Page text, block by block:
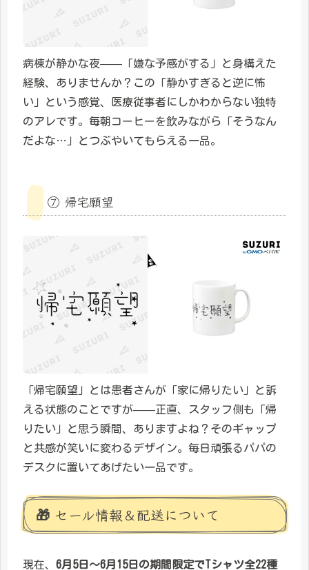
病棟が静かな夜——「嫌な予感がする」と身構えた
経験、ありませんか？この「静かすぎると逆に怖
い」という感覚、医療従事者にしかわからない独特
のアレです。毎朝コーヒーを飲みながら「そうなん
だよな…」とつぶやいてもらえる一品。
⑦ 帰宅願望
「帰宅願望」とは患者さんが「家に帰りたい」と訴
える状態のことですが——正直、スタッフ側も「帰
りたい」と思う瞬間、ありますよね？そのギャップ
と共感が笑いに変わるデザイン。毎日頑張るパパの
デスクに置いてあげたい一品です。
🎁 セール情報＆配送について
現在、 6月5日〜6月15日の期間限定でTシャツ全22種